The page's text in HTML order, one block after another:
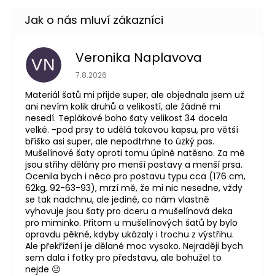
VN Veronika Naplavova
Hodnocení obchodu je 4 z 5 hvězdiček.
7.8.2026
Materiál šatů mi přijde super, ale objednala jsem už
ani nevím kolik druhů a velikostí, ale žádné mi
nesedí. Teplákové boho šaty velikost 34 docela
velké. -pod prsy to udělá takovou kapsu, pro větší
bříško asi super, ale nepodtrhne to úzký pas.
Mušelínové šaty oproti tomu úplně natěsno. Za mě
jsou střihy dělány pro menší postavy a menší prsa.
Ocenila bych i něco pro postavu typu cca (176 cm,
62kg, 92-63-93), mrzí mě, že mi nic nesedne, vždy
se tak nadchnu, ale jediné, co nám vlastně
vyhovuje jsou šaty pro dceru a mušelínová deka
pro miminko. Přitom u mušelínových šatů by bylo
opravdu pěkné, kdyby ukázaly i trochu z výstřihu.
Ale překřížení je dělané moc vysoko. Nejraději bych
sem dala i fotky pro představu, ale bohužel to
nejde ☹️